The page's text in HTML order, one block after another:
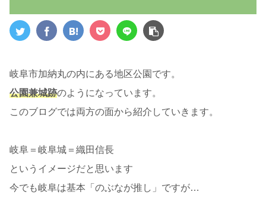
岐阜市加納丸の内にある地区公園です。
公園兼城跡のようになっています。
このブログでは両方の面から紹介していきます。
岐阜＝岐阜城＝織田信長
というイメージだと思います
今でも岐阜は基本「のぶなが推し」ですが…